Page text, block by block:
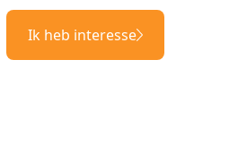
Ik heb interesse